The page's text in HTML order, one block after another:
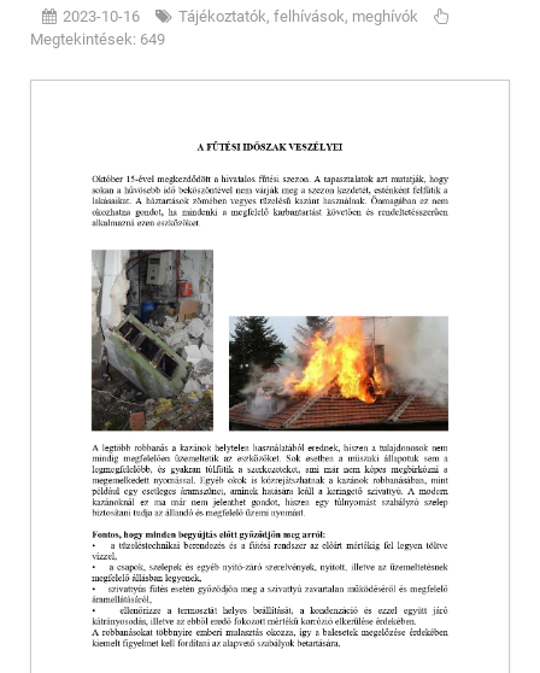
2023-10-16
Tájékoztatók, felhívások, meghívók
Megtekintések: 649